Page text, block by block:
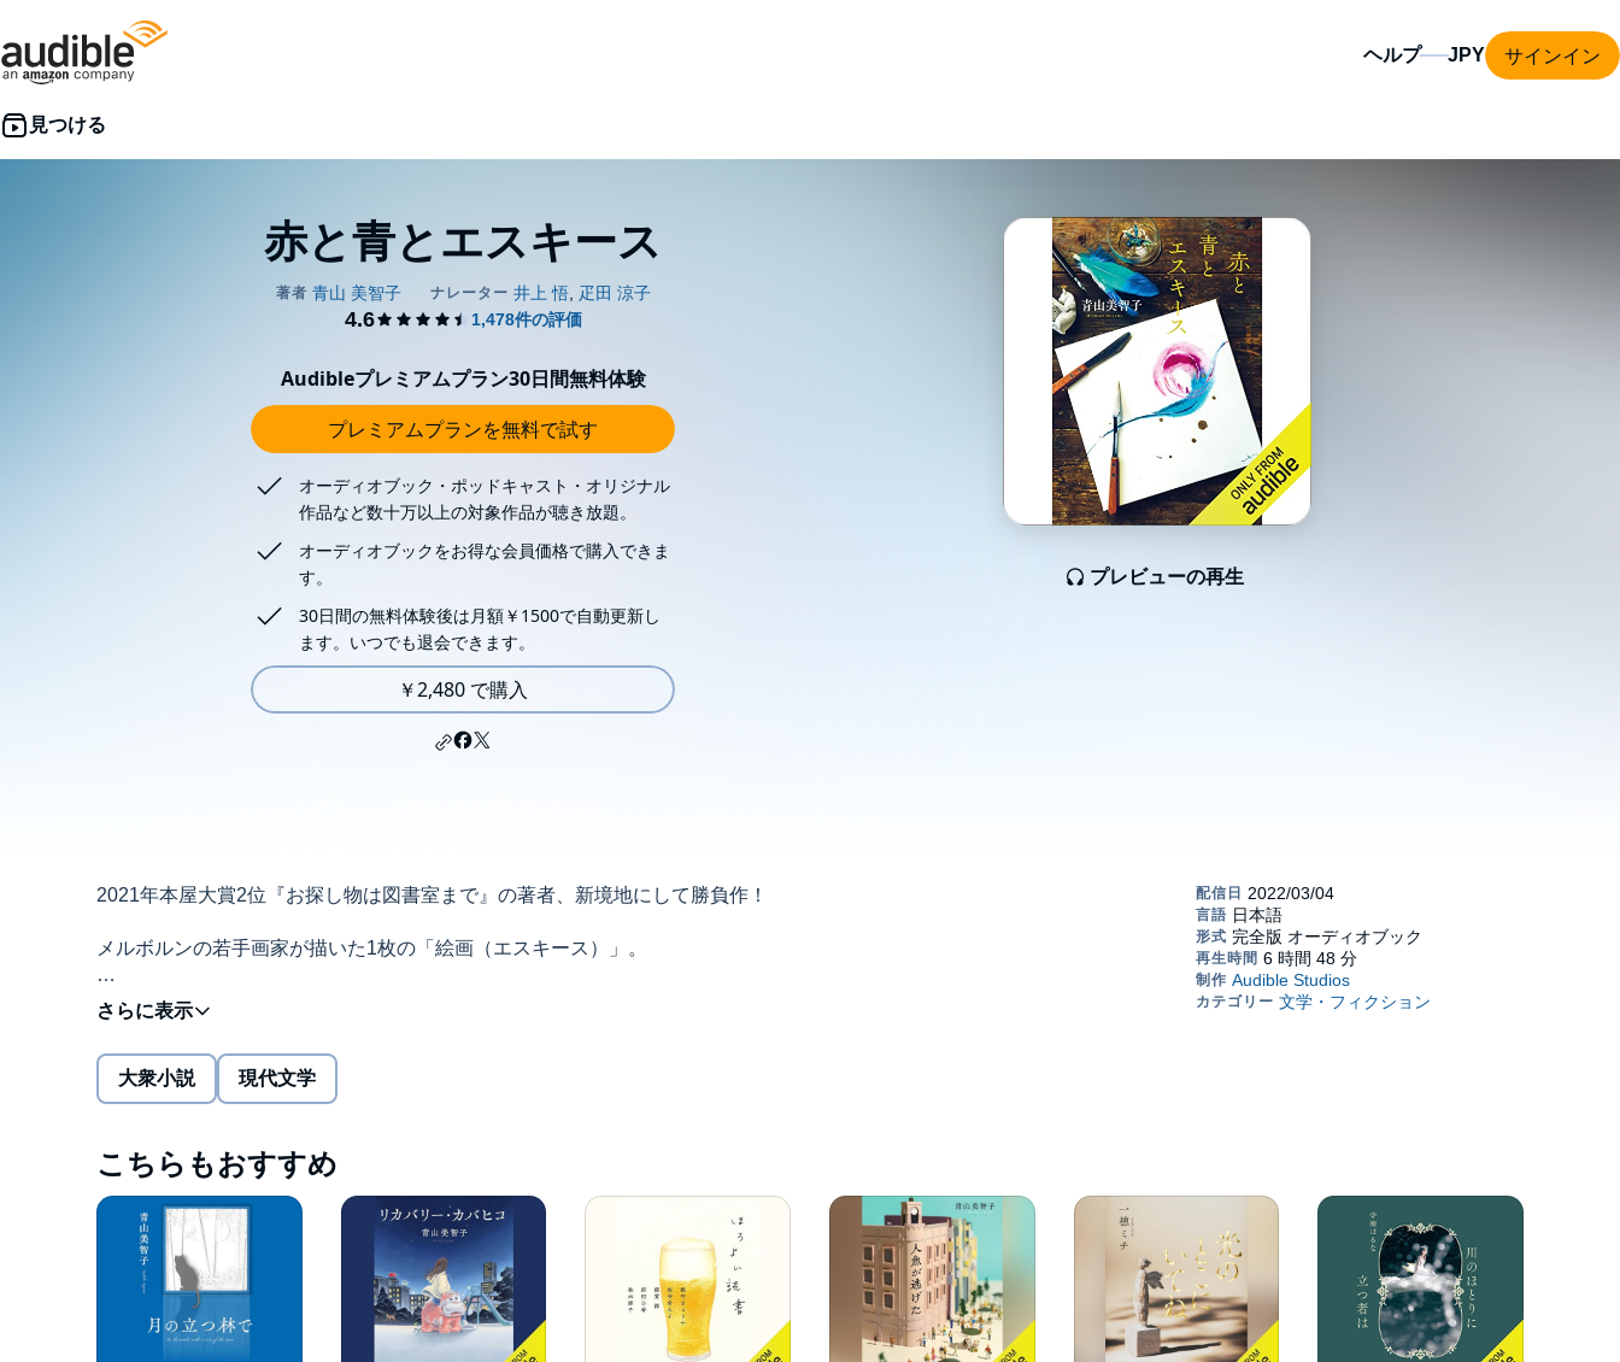
ヘルプ サインイン
赤と青とエスキース
プレビューの再生
Audibleプレミアムプラン30日間無料体験
プレミアムプランを無料で試す
オーディオブック・ポッドキャスト・オリジナル
作品など数十万以上の対象作品が聴き放題。
オーディオブックをお得な会員価格で購入できま
す。
30日間の無料体験後は月額￥1500で自動更新し
ます。いつでも退会できます。
￥2,480 で購入
2021年本屋大賞2位『お探し物は図書室まで』の著者、新境地にして勝負作！
メルボルンの若手画家が描いた1枚の「絵画（エスキース）」。
日本へ渡って30数年、その絵画は「ふたり」の間に奇跡を紡いでいく――。
2度読み必至！ 仕掛けに満ちた傑作連作短篇。
●一章 金魚とカワセミ メルボルンに留学中の女子大生・レイは、現地に住む日系人・ブーと恋に落ちる。
彼らは「期間限定の恋人」として付き合い始めるが……。
●二章 東京タワーとアーツ・センター 30歳の額職人・空知は、淡々と仕事をこなす毎日に迷いを感じて
いた。そんなとき、「エスキース」というタイトルの絵画に出会い……。
●三章 トマトジュースとバタフライピー 漫画家タカシマの、かつてのアシスタント・砂川が、「ウルト
ラ・マンガ大賞」を受賞した。雑誌の対談企画のため、二人は久しぶりに顔を合わせるが……。
●四章 赤鬼と青鬼 パニック障害が発症し休暇をとることになった51歳の茜。そんなとき、元恋人の蒼か
ら連絡がきて……。
大衆小説 現代文学
こちらもおすすめ